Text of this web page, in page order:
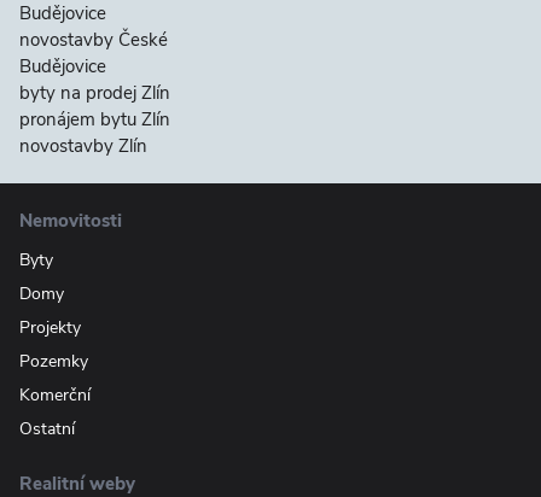
Budějovice
novostavby České
Budějovice
byty na prodej Zlín
pronájem bytu Zlín
novostavby Zlín
Nemovitosti
Byty
Domy
Projekty
Pozemky
Komerční
Ostatní
Realitní weby